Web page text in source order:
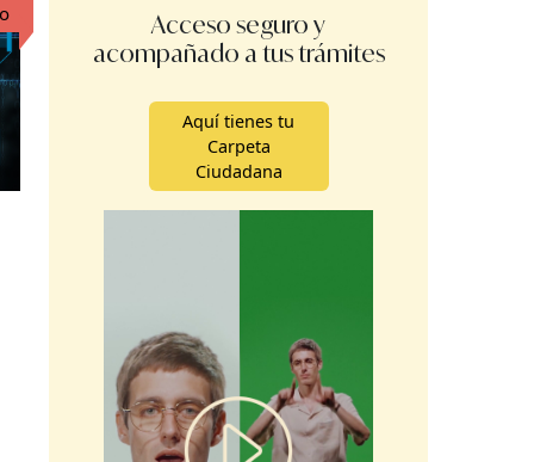
Acceso seguro y
acompañado a tus trámites
Aquí tienes tu
Carpeta
Ciudadana